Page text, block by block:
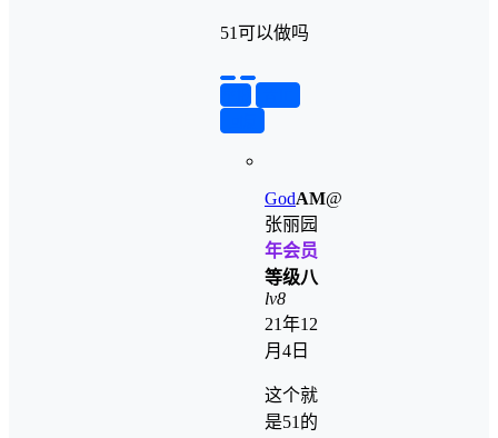
51可以做吗
GodAM@
张丽园
年会员
等级八
lv8
21年12
月4日
这个就
是51的